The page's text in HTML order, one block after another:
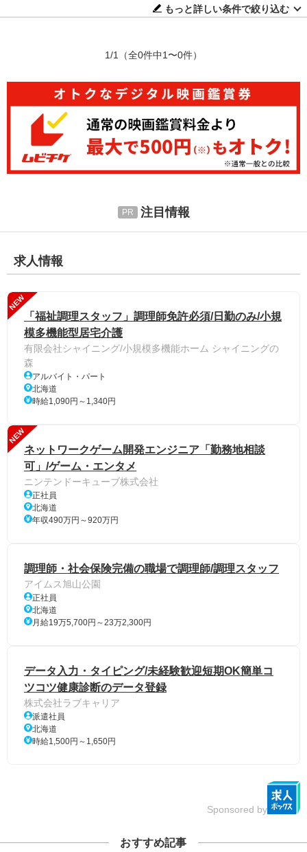
もっと詳しい条件で絞り込む
1/1 （全0件中1〜0件）
注目情報
求人情報
NEW
「福祉調理スタッフ」調理師免許必須/日勤のみ/小規
模多機能型居宅介護
有限会社シャイニング/小規模多機能ホーム シャイニングの
森
アルバイト・パート
北海道
時給1,090円～1,340円
NEW
ネットワークゲーム開発エンジニア「勤務地相談
可」/ゲーム・エンタメ
ニンテンドーキューブ株式会社
正社員
北海道
年収490万円～920万円
調理師・社会保険完備の職場で調理師/調理スタッフ
アイムス旭山公園
正社員
北海道
月給19万5,700円～23万2,300円
データ入力・タイピング/未経験歓迎短期OK簡単コ
ツコツ健康診断のデータ登録
株式会社ラブキャリア
派遣社員
北海道
時給1,500円～1,650円
Sponsored by
おすすめ記事